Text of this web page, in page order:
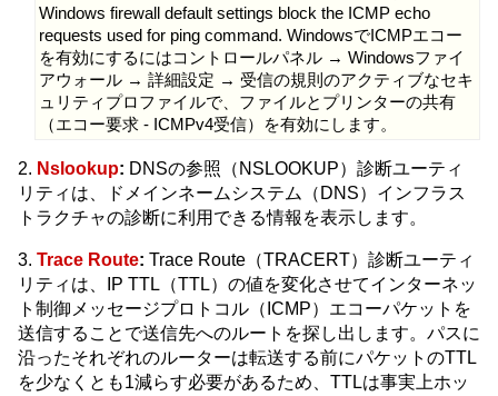
Windows firewall default settings block the ICMP echo
requests used for ping command. WindowsでICMPエコー
を有効にするにはコントロールパネル → Windowsファイ
アウォール → 詳細設定 → 受信の規則のアクティブなセキ
ュリティプロファイルで、ファイルとプリンターの共有
（エコー要求 - ICMPv4受信）を有効にします。
2. Nslookup: DNSの参照（NSLOOKUP）診断ユーティ
リティは、ドメインネームシステム（DNS）インフラス
トラクチャの診断に利用できる情報を表示します。
3. Trace Route: Trace Route（TRACERT）診断ユーティ
リティは、IP TTL（TTL）の値を変化させてインターネッ
ト制御メッセージプロトコル（ICMP）エコーパケットを
送信することで送信先へのルートを探し出します。パスに
沿ったそれぞれのルーターは転送する前にパケットのTTL
を少なくとも1減らす必要があるため、TTLは事実上ホッ